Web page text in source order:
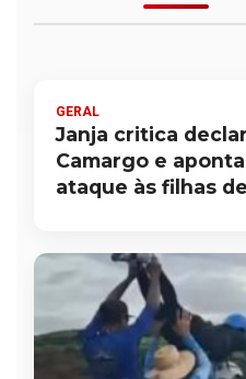
GERAL
Janja critica
Camargo e
ataque às filhas